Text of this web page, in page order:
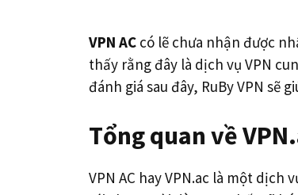
VPN AC có lẽ chưa nhận được
thấy rằng đây là dịch vụ VPN
đánh giá sau đây, RuBy VPN sẽ
Tổng quan về
VPN AC hay VPN.ac là một dịch